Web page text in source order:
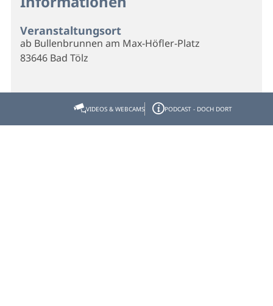
Veranstaltungsort
ab Bullenbrunnen am Max-Höfler-Platz
83646 Bad Tölz
Veranstalter
ab Bullenbrunnen am Max-Höfler-Platz
83646 Bad Tölz
VIDEOS & WEBCAMS PODCAST - DOCH DORT